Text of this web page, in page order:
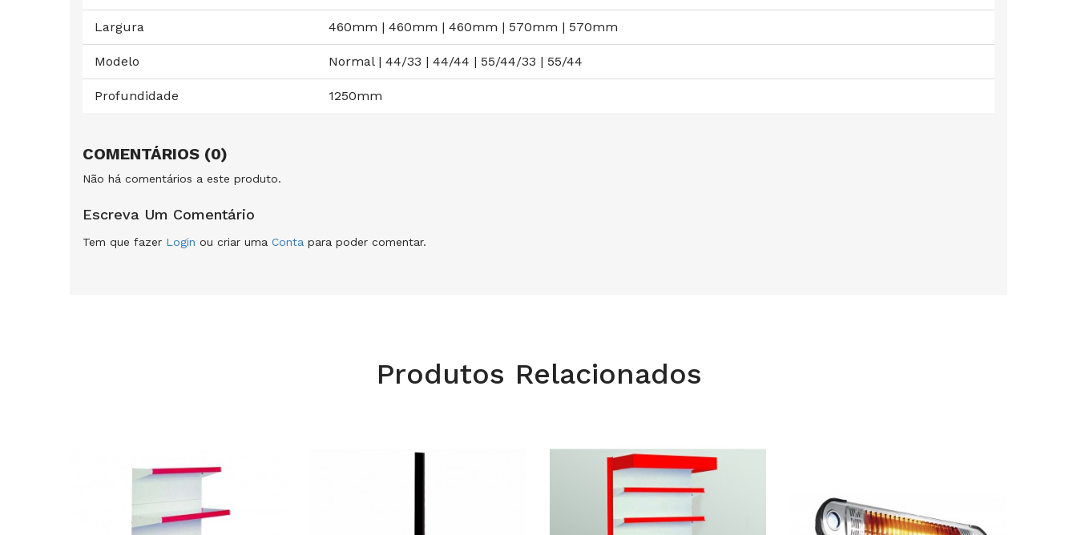
Largura 460mm | 460mm | 460mm | 570mm | 570mm
Modelo Normal | 44/33 | 44/44 | 55/44/33 | 55/44
Profundidade 1250mm
COMENTÁRIOS (0)
Não há comentários a este produto.
Escreva Um Comentário
Tem que fazer Login ou criar uma Conta para poder comentar.
Produtos Relacionados